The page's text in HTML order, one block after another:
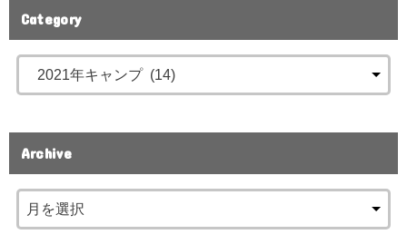
Category
Archive